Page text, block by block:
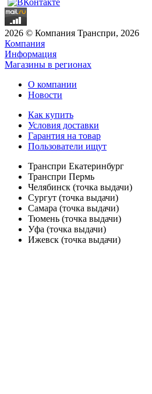
2026 © Компания Транспри, 2026
Компания
Информация
Магазины в регионах
О компании
Новости
Как купить
Условия доставки
Гарантия на товар
Пользователи ищут
Транспри Екатеринбург
Транспри Пермь
Челябинск (точка выдачи)
Сургут (точка выдачи)
Самара (точка выдачи)
Тюмень (точка выдачи)
Уфа (точка выдачи)
Ижевск (точка выдачи)